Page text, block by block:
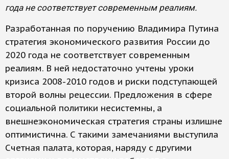
года не соответствует современным реалиям.
Разработанная по поручению Владимира Путина
стратегия экономического развития России до
2020 года не соответствует современным
реалиям. В ней недостаточно учтены уроки
кризиса 2008-2010 годов и риски подступающей
второй волны рецессии. Предложения в сфере
социальной политики несистемны, а
внешнеэкономическая стратегия страны излишне
оптимистична. С такими замечаниями выступила
Счетная палата, которая, наряду с другими